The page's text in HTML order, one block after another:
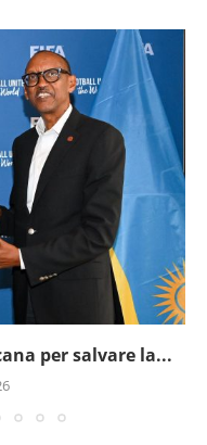
per salvare la...